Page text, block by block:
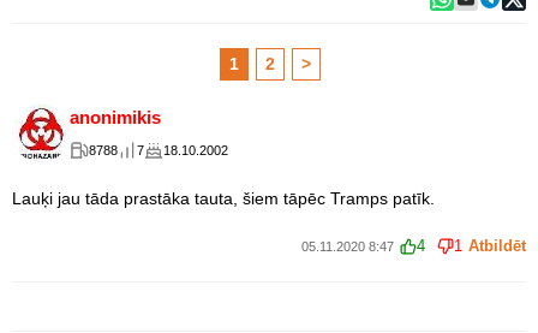
1 2 >
anonimikis
8788 7 18.10.2002
Lauķi jau tāda prastāka tauta, šiem tāpēc Tramps patīk.
05.11.2020 8:47 4 1 Atbildēt